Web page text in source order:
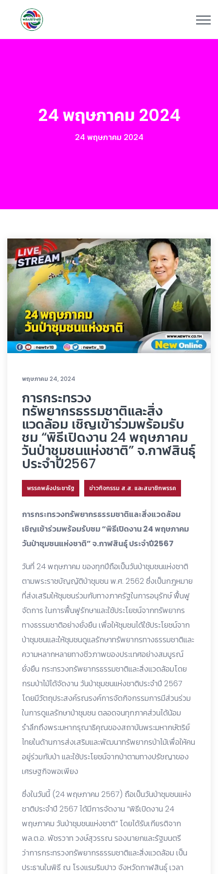
24 พฤษภาคม 2024
24 พฤษภาคม 2024
พฤษภาคม 24, 2024
การกระทรวง
ทรัพยากรธรรมชาติและสิ่ง
แวดล้อม เชิญเข้าร่วมพร้อมรับ
ชม “พิธีเปิดงาน 24 พฤษภาคม
วันป่าชุมชนแห่งชาติ” จ.กาฬสินธุ์
ประจำปี2567
พรรคพลังประชารัฐ ข่าวกิจกรรม ส.ส. และสมาชิกพรรค
การกระทรวงทรัพยากรธรรมชาติและสิ่งแวดล้อม
เชิญเข้าร่วมพร้อมรับชม “พิธีเปิดงาน 24 พฤษภาคม
วันป่าชุมชนแห่งชาติ” จ.กาฬสินธุ์ ประจำปี2567
วันที่ 24 พฤษภาคม ของทุกปีถือเป็นวันป่าชุมชนแห่งชาติ
ตามพระราชบัญญัติป่าชุมชน พ.ศ. 2562 ซึ่งเป็นกฎหมาย
ที่ส่งเสริมให้ชุมชนร่วมกับทางภาครัฐในการอนุรักษ์ ฟื้นฟู
จัดการ ในการฟื้นฟูรักษาและใช้ประโยชน์จากทรัพยากร
ทางธรรมชาติอย่างยั่งยืน เพื่อให้ชุมชนได้ใช้ประโยชน์จาก
ป่าชุมชนและให้ชุมชนดูแลรักษาทรัพยากรทางธรรมชาติและ
ความหลากหลายทางชีวภาพของประเทศอย่างสมบูรณ์
ยั่งยืน กระทรวงทรัพยากรธรรมชาติและสิ่งแวดล้อมโดย
กรมป่าไม้ได้จัดงาน วันป่าชุมชนแห่งชาติประจำปี 2567
โดยมีวัตถุประสงค์รณรงค์การจัดกิจกรรมการมีส่วนร่วม
ในการดูแลรักษาป่าชุมชน ตลอดจนทุกภาคส่วนได้น้อม
รำลึกถึงพระมหากรุณาธิคุณของสถาบันพระมหากษัตริย์
ไทยในด้านการส่งเสริมและพัฒนาทรัพยากรป่าไม้เพื่อให้คน
อยู่ร่วมกับป่า และใช้ประโยชน์จากป่าตามทางปรัชญาของ
เศรษฐกิจพอเพียง
ซึ่งในวันนี้ (24 พฤษภาคม 2567) ถือเป็นวันป่าชุมชนแห่ง
ชาติประจำปี 2567 ได้มีการจัดงาน “พิธีเปิดงาน 24
พฤษภาคม วันป่าชุมชนแห่งชาติ” โดยได้รับเกียรติจาก
พล.ต.อ. พัชรวาท วงษ์สุวรรณ รองนายกและรัฐมนตรี
ว่าการกระทรวงทรัพยากรธรรมชาติและสิ่งแวดล้อม เป็น
ประธานในพิธี ณ โรงแรมริมปาว จังหวัดกาฬสินธุ์ เวลา